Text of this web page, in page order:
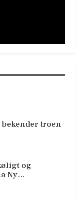
troen
og
Ny…